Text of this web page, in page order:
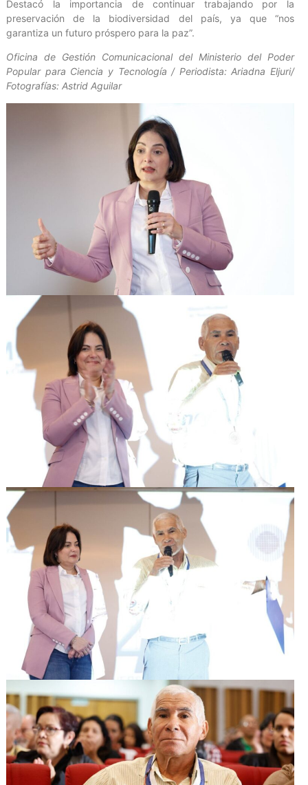
Destacó la importancia de continuar trabajando por la
preservación de la biodiversidad del país, ya que “nos
garantiza un futuro próspero para la paz”.
Oficina de Gestión Comunicacional del Ministerio del Poder
Popular para Ciencia y Tecnología / Periodista: Ariadna Eljuri/
Fotografías: Astrid Aguilar